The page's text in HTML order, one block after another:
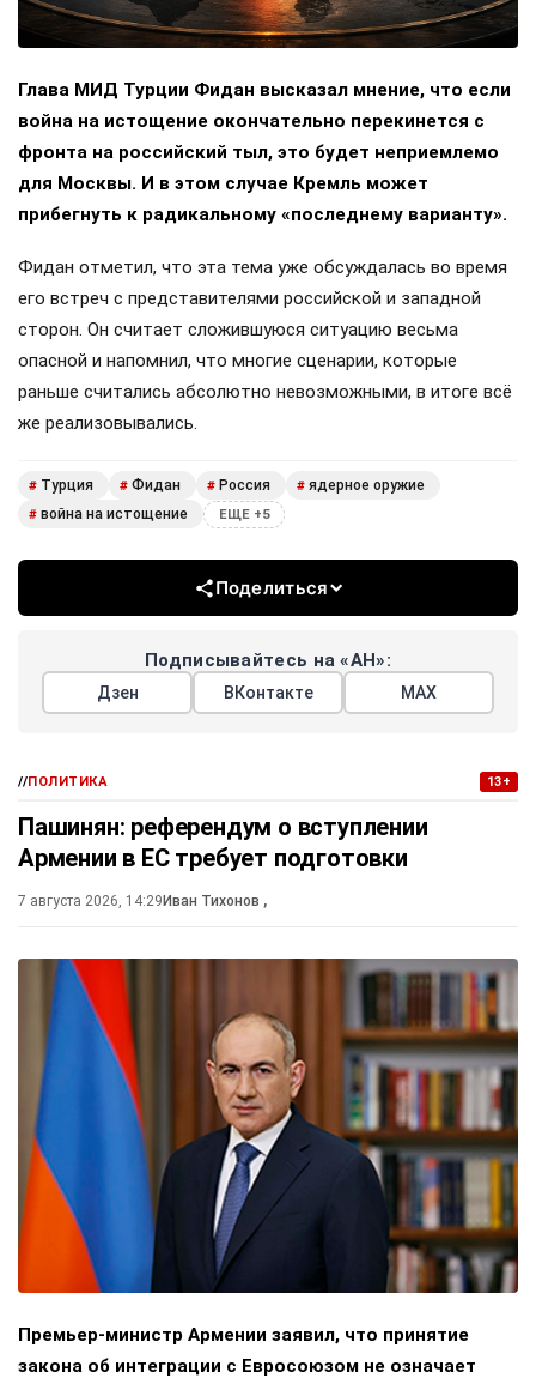
Глава МИД Турции Фидан высказал мнение, что если
война на истощение окончательно перекинется с
фронта на российский тыл, это будет неприемлемо
для Москвы. И в этом случае Кремль может
прибегнуть к радикальному «последнему варианту».
Фидан отметил, что эта тема уже обсуждалась во время
его встреч с представителями российской и западной
сторон. Он считает сложившуюся ситуацию весьма
опасной и напомнил, что многие сценарии, которые
раньше считались абсолютно невозможными, в итоге всё
же реализовывались.
# Турция # Фидан # Россия # ядерное оружие
# война на истощение ЕЩЕ +5
Поделиться
Подписывайтесь на «АН»:
Дзен ВКонтакте МАХ
//ПОЛИТИКА 13+
Пашинян: референдум о вступлении
Армении в ЕС требует подготовки
7 августа 2026, 14:29 Иван Тихонов ,
Премьер-министр Армении заявил, что принятие
закона об интеграции с Евросоюзом не означает